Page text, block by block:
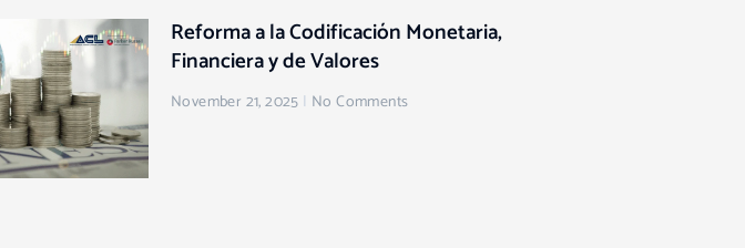
Reforma a la Codificación Monetaria,
Financiera y de Valores
November 21, 2025 No Comments